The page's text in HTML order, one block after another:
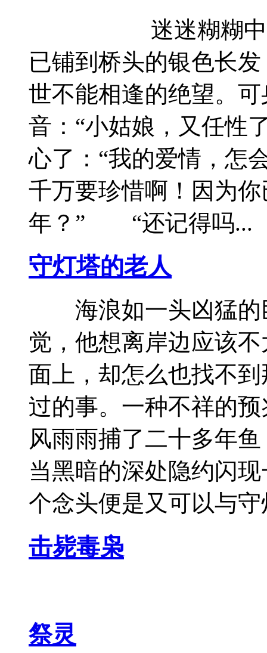
迷迷糊糊中，我
已铺到桥头的银色长
世不能相逢的绝望。
音：“小姑娘，又任
心了：“我的爱情，
千万要珍惜啊！因为
年？” “还记得吗...
守灯塔的老人
海浪如一头凶猛的
觉，他想离岸边应该
面上，却怎么也找不
过的事。一种不祥的
风雨雨捕了二十多年
当黑暗的深处隐约闪
个念头便是又可以与守
击毙毒枭
祭灵